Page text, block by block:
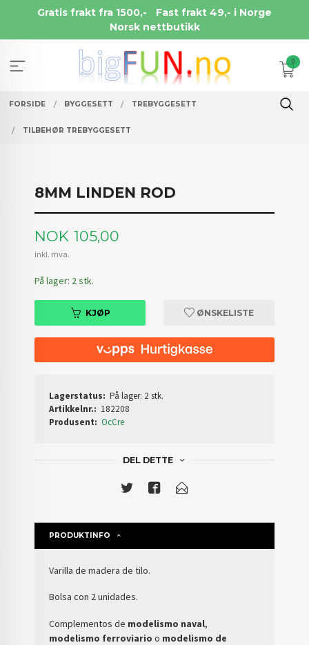
Gratis frakt fra 1500,-
Fast frakt 49,- i Norge
Norsk nettbutikk
0
FORSIDE BYGGESETT TREBYGGESETT
TILBEHØR TREBYGGESETT
8MM LINDEN ROD
Pris
NOK 105,00
inkl. mva.
På lager: 2 stk.
KJØP ØNSKELISTE
Lagerstatus: På lager: 2 stk.
Artikkelnr.: 182208
Produsent: OcCre
DEL DETTE
PRODUKTINFO
Varilla de madera de tilo.
Bolsa con 2 unidades.
Complementos de modelismo naval,
modelismo ferroviario o modelismo de